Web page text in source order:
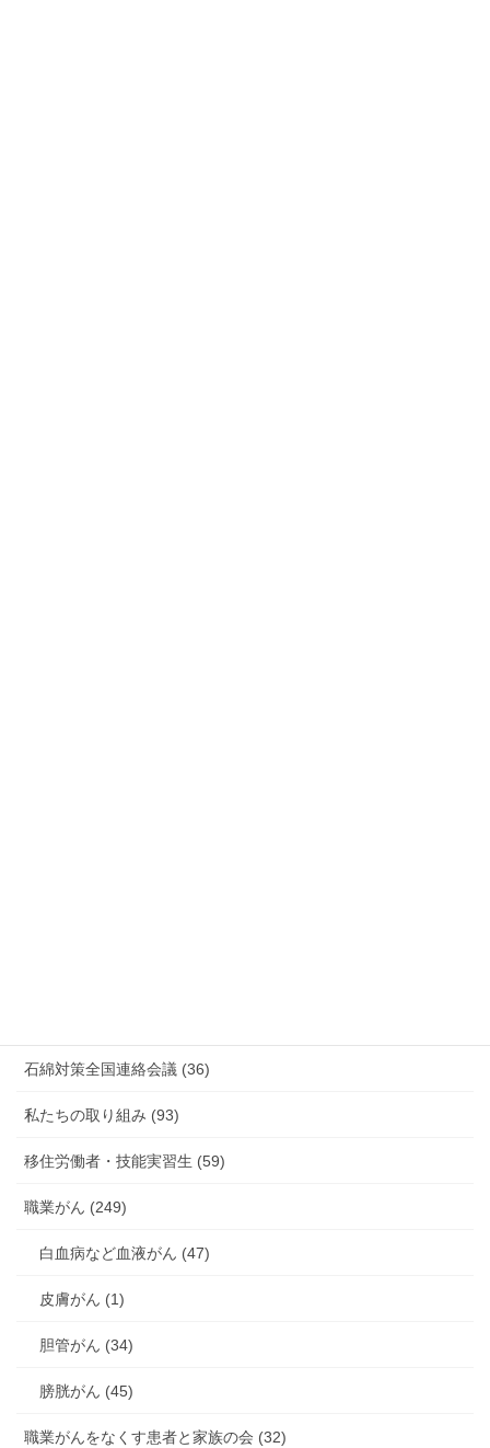
石綿対策全国連絡会議 (36)
私たちの取り組み (93)
移住労働者・技能実習生 (59)
職業がん (249)
白血病など血液がん (47)
皮膚がん (1)
胆管がん (34)
膀胱がん (45)
職業がんをなくす患者と家族の会 (32)